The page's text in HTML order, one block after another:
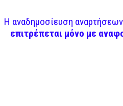
Η αναδημοσίευση
επιτρέπεται μόνο με